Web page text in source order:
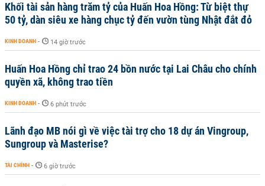
Khối tài sản hàng trăm tỷ của Huấn Hoa Hồng: Từ biệt thự
50 tỷ, dàn siêu xe hàng chục tỷ đến vườn tùng Nhật đắt đỏ
KINH DOANH - 14 giờ trước
Huấn Hoa Hồng chỉ trao 24 bồn nước tại Lai Châu cho chính
quyền xã, không trao tiền
KINH DOANH - 6 phút trước
Lãnh đạo MB nói gì về việc tài trợ cho 18 dự án Vingroup,
Sungroup và Masterise?
TÀI CHÍNH - 6 giờ trước